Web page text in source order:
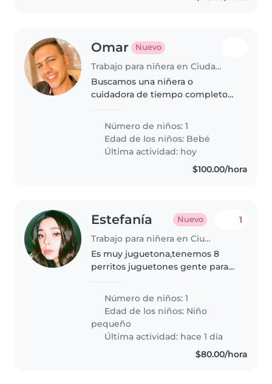
Omar Nuevo
Trabajo para niñera en Ciudad de México
Buscamos una niñera o
cuidadora de tiempo completo
creativo. Debe ser cariñosa,
bilingüe en inglés y español
(árabe adicional será un plus),
confortable..
Número de niños: 1
Edad de los niños: Bebé
Última actividad: hoy
$100.00/hora
Estefanía Nuevo
Trabajo para niñera en Ciudad de México
1
Es muy juguetona,tenemos 8
perritos juguetones gente para
la casa
Número de niños: 1
Edad de los niños: Niño
pequeño
Última actividad: hace 1 día
$80.00/hora